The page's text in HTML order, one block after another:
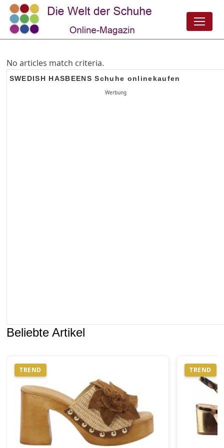
No articles match criteria.
SWEDISH HASBEENS Schuhe onlinekaufen
Werbung
Beliebte Artikel
TREND TREND